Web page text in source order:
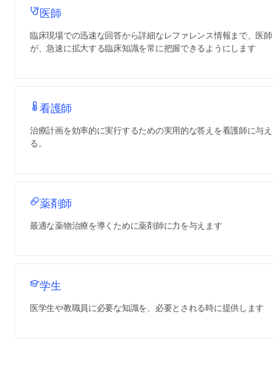
医師
臨床現場での迅速な回答から詳細なレファレンス情報まで、医師
が、急速に拡大する臨床知識を常に把握できるようにします
看護師
治療計画を効率的に実行するための実用的な答えを看護師に与え
る。
薬剤師
最適な薬物治療を導くために薬剤師に力を与えます
学生
医学生や教職員に必要な知識を、必要とされる時に提供します